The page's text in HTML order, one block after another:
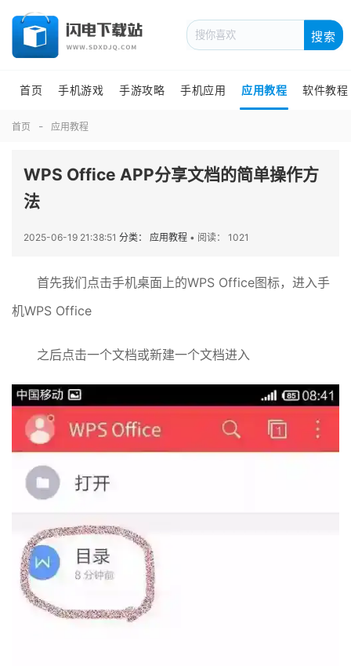
搜索
首页 手机游戏 手游攻略 手机应用 应用教程 软件教程
首页 应用教程
WPS Office APP分享文档的简单操作方
法
2025-06-19 21:38:51 分类： 应用教程 • 阅读： 1021
首先我们点击手机桌面上的WPS Office图标，进入手
机WPS Office
之后点击一个文档或新建一个文档进入